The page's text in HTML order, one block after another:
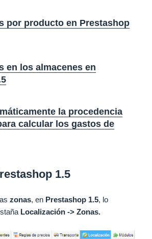
por producto en Prestashop
en los almacenes en
la procedencia
calcular los gastos de
1.5
zonas, en Prestashop 1.5, lo
Localización -> Zonas.